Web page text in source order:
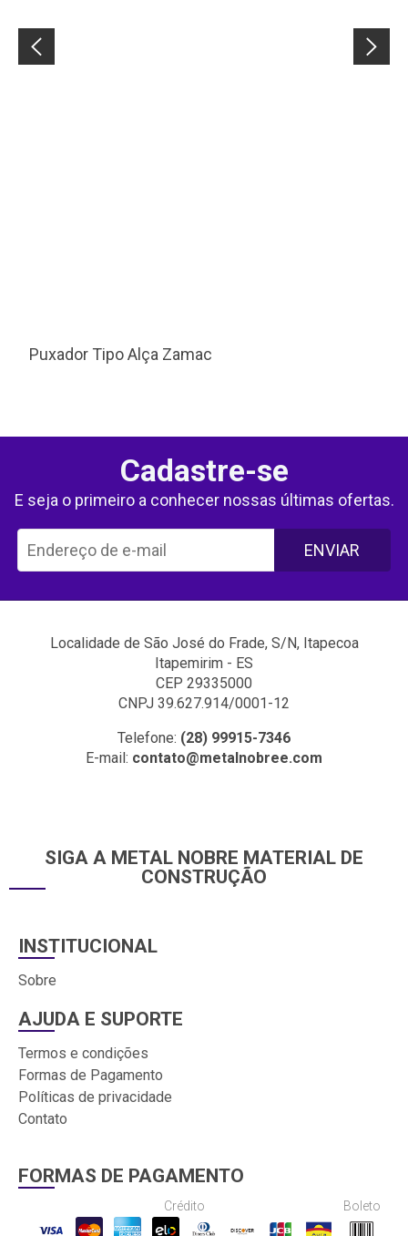
Puxador Tipo Alça Zamac
Cadastre-se
E seja o primeiro a conhecer nossas últimas ofertas.
ENVIAR
Localidade de São José do Frade, S/N, Itapecoa
Itapemirim - ES
CEP 29335000
CNPJ 39.627.914/0001-12
Telefone: (28) 99915-7346
E-mail: contato@metalnobree.com
SIGA A METAL NOBRE MATERIAL DE
CONSTRUÇÃO
INSTITUCIONAL
Sobre
AJUDA E SUPORTE
Termos e condições
Formas de Pagamento
Políticas de privacidade
Contato
FORMAS DE PAGAMENTO
Crédito Boleto